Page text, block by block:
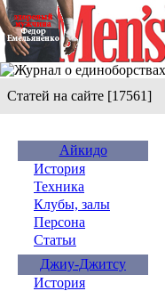
Статей на сайте [17561]
Айкидо
История
Техника
Клубы, залы
Персона
Статьи
Джиу-Джитсу
История